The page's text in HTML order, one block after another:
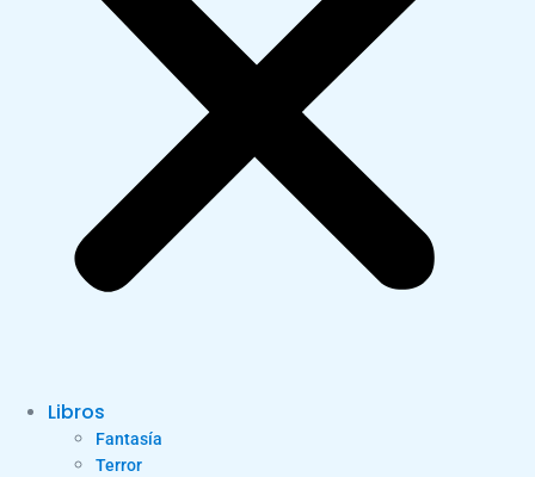
Libros
Fantasía
Terror